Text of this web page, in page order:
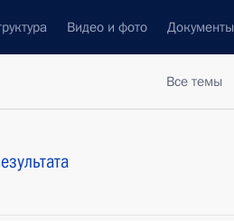
Видео и фото Документы
Все темы